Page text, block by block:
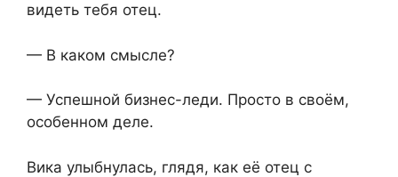
видеть тебя отец.
— В каком смысле?
— Успешной бизнес-леди. Просто в своём,
особенном деле.
Вика улыбнулась, глядя, как её отец с